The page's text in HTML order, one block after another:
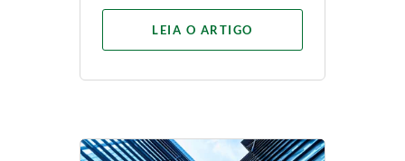
LEIA O ARTIGO